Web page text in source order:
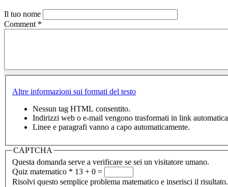
Il tuo nome
Comment *
Altre informazioni sui formati del testo
Nessun tag HTML consentito.
Indirizzi web o e-mail vengono trasformati in link
Linee e paragrafi vanno a capo automaticamente.
CAPTCHA
Questa domanda serve a verificare se sei un visitatore umano.
Quiz matematico * 13 + 0 =
Risolvi questo semplice problema matematico e inserisci il